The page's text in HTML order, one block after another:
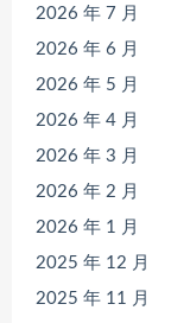
2026 年 7 月
2026 年 6 月
2026 年 5 月
2026 年 4 月
2026 年 3 月
2026 年 2 月
2026 年 1 月
2025 年 12 月
2025 年 11 月